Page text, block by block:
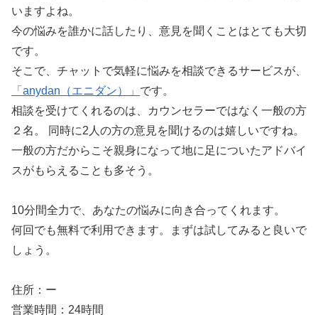
いますよね。
今の悩みを誰かに話したり、意見を聞くことはとても大切
です。
そこで、チャットで気軽に悩みを相談できるサービスが、
「anydan（エニダン）」 です。
相談を受けてくれるのは、カウンセラーではなく一般の方
２名。 同時に2人の方の意見を聞けるのは嬉しいですね。
一般の方だからこそ親身になって地に足についたアドバイ
スがもらえることも多そう。
10分間全力で、あなたの悩みに向き合ってくれます。
何回でも無料で利用できます。まずは試してみると良いで
しょう。
住所：ー
営業時間：24時間